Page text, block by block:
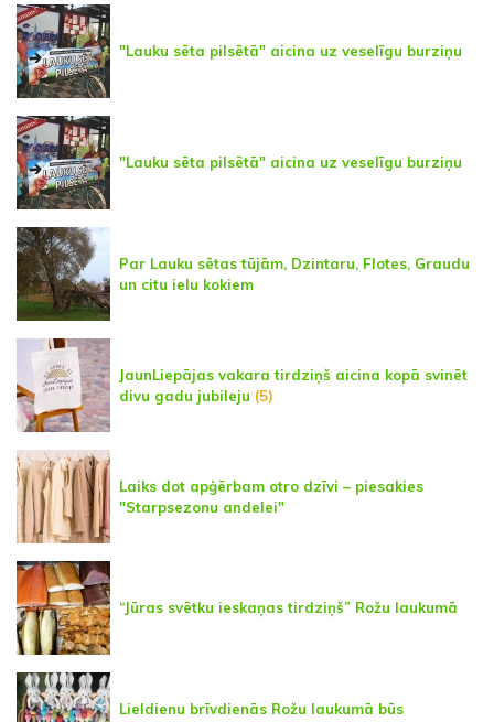
"Lauku sēta pilsētā" aicina uz veselīgu burziņu
"Lauku sēta pilsētā" aicina uz veselīgu burziņu
Par Lauku sētas tūjām, Dzintaru, Flotes, Graudu
un citu ielu kokiem
JaunLiepājas vakara tirdziņš aicina kopā svinēt
divu gadu jubileju (5)
Laiks dot apģērbam otro dzīvi – piesakies
"Starpsezonu andelei"
“Jūras svētku ieskaņas tirdziņš” Rožu laukumā
Lieldienu brīvdienās Rožu laukumā būs